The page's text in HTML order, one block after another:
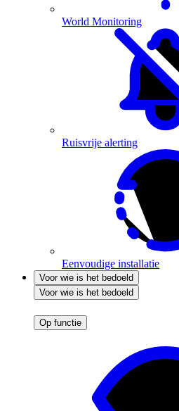
World Monitoring
Ruisvrije alerting
Eenvoudige installatie
Voor wie is het bedoeld
Voor wie is het bedoeld
Op functie